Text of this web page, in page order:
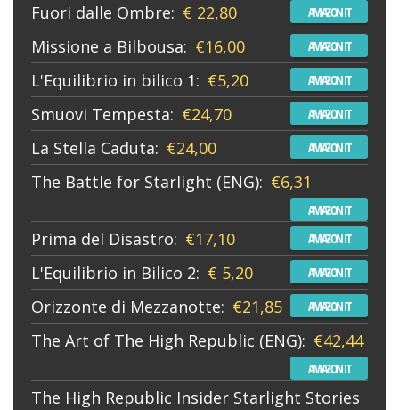
Fuori dalle Ombre: € 22,80 AMAZON IT
Missione a Bilbousa: €16,00 AMAZON IT
L'Equilibrio in bilico 1: €5,20 AMAZON IT
Smuovi Tempesta: €24,70 AMAZON IT
La Stella Caduta: €24,00 AMAZON IT
The Battle for Starlight (ENG): €6,31
AMAZON IT
Prima del Disastro: €17,10 AMAZON IT
L'Equilibrio in Bilico 2: € 5,20 AMAZON IT
Orizzonte di Mezzanotte: €21,85 AMAZON IT
The Art of The High Republic (ENG): €42,44
AMAZON IT
The High Republic Insider Starlight Stories